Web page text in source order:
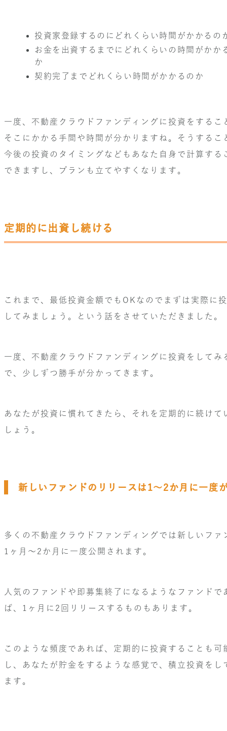
投資家登録するのにどれくらい時間がかかるの
お金を出資するまでにどれくらいの時間がかか
か
契約完了までどれくらい時間がかかるのか
一度、不動産クラウドファンディングに投資をするこ
そこにかかる手間や時間が分かりますね。そうするこ
今後の投資のタイミングなどもあなた自身で計算する
できますし、プランも立てやすくなります。
定期的に出資し続ける
これまで、最低投資金額でもOKなのでまずは実際に
してみましょう。という話をさせていただきました。
一度、不動産クラウドファンディングに投資をしてみ
で、少しずつ勝手が分かってきます。
あなたが投資に慣れてきたら、それを定期的に続けて
しょう。
新しいファンドのリリースは1～2か月に一度
多くの不動産クラウドファンディングでは新しいファ
1ヶ月～2か月に一度公開されます。
人気のファンドや即募集終了になるようなファンドで
ば、1ヶ月に2回リリースするものもあります。
このような頻度であれば、定期的に投資することも可
し、あなたが貯金をするような感覚で、積立投資をし
ます。